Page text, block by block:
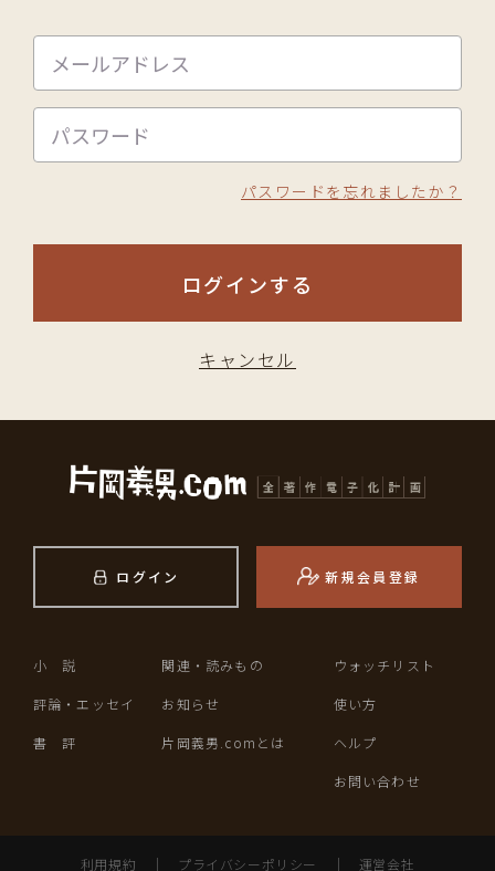
パスワードを忘れましたか？
ログインする
キャンセル
ログイン 新規会員登録
小 説
評論・エッセイ
書 評
関連・読みもの
お知らせ
片岡義男.comとは
ウォッチリスト
使い方
ヘルプ
お問い合わせ
利用規約 ｜ プライバシーポリシー ｜ 運営会社